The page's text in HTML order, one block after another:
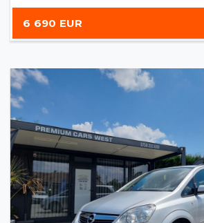
6 690 EUR